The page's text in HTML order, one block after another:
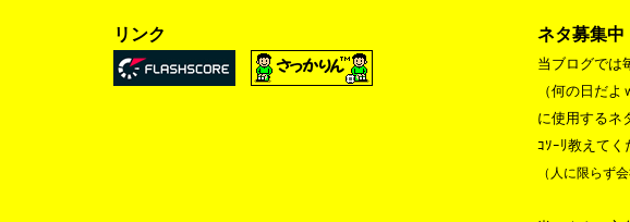
リンク ネタ募集中
当ブログでは
（何の日だよ
に使用するネ
ｺｿｰﾘ教えてく
（人に限らず